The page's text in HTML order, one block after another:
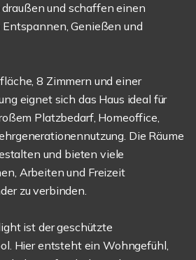
und schaffen einen
Genießen und
8 Zimmern und einer
eignet sich das Haus ideal für
Platzbedarf, Homeoffice,
Die Räume
und bieten viele
Arbeiten und Freizeit
zu verbinden.
ist der geschützte
Hier entsteht ein Wohngefühl,